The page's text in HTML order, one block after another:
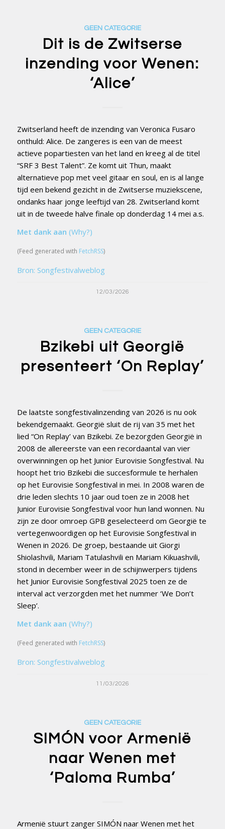
GEEN CATEGORIE
Dit is de Zwitserse
inzending voor Wenen:
‘Alice’
Zwitserland heeft de inzending van Veronica Fusaro
onthuld: Alice. De zangeres is een van de meest
actieve popartiesten van het land en kreeg al ​​de titel
“SRF 3 Best Talent”. Ze komt uit Thun, maakt
alternatieve pop met veel gitaar en soul, en is al lange
tijd een bekend gezicht in de Zwitserse muziekscene,
ondanks haar jonge leeftijd van 28. Zwitserland komt
uit in de tweede halve finale op donderdag 14 mei a.s.
Met dank aan (Why?)
(Feed generated with FetchRSS)
Bron: Songfestivalweblog
12/03/2026
GEEN CATEGORIE
Bzikebi uit Georgië
presenteert ‘On Replay’
De laatste songfestivalinzending van 2026 is nu ook
bekendgemaakt. Georgië sluit de rij van 35 met het
lied “On Replay’ van Bzikebi. Ze bezorgden Georgië in
2008 de allereerste van een recordaantal van vier
overwinningen op het Junior Eurovisie Songfestival. Nu
hoopt het trio Bzikebi die succesformule te herhalen
op het Eurovisie Songfestival in mei. In 2008 waren de
drie leden slechts 10 jaar oud toen ze in 2008 het
Junior Eurovisie Songfestival voor hun land wonnen. Nu
zijn ze door omroep GPB geselecteerd om Georgië te
vertegenwoordigen op het Eurovisie Songfestival in
Wenen in 2026. De groep, bestaande uit Giorgi
Shiolashvili, Mariam Tatulashvili en Mariam Kikuashvili,
stond in december weer in de schijnwerpers tijdens
het Junior Eurovisie Songfestival 2025 toen ze de
interval act verzorgden met het nummer ‘We Don’t
Sleep’.
Met dank aan (Why?)
(Feed generated with FetchRSS)
Bron: Songfestivalweblog
11/03/2026
GEEN CATEGORIE
SIMÓN voor Armenië
naar Wenen met
‘Paloma Rumba’
Armenië stuurt zanger SIMÓN naar Wenen met het